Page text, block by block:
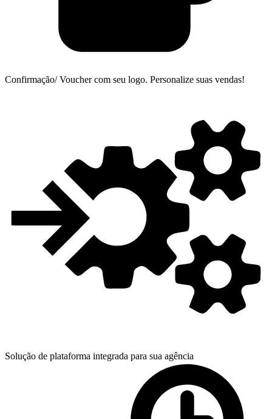
Confirmação/ Voucher com seu logo. Personalize suas vendas!
Solução de plataforma integrada para sua agência